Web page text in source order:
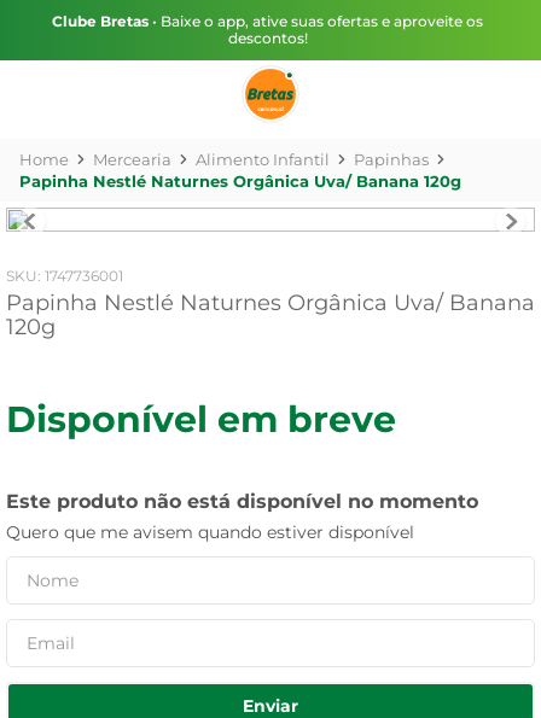
Clube Bretas • Baixe o app, ative suas ofertas e aproveite os
descontos!
Mercearia Alimento Infantil
Papinhas
Papinha Nestlé Naturnes Orgânica Uva/ Banana 120g
: 1747736001
Papinha Nestlé Naturnes Orgânica Uva/ Banana
120g
Disponível em breve
Este produto não está disponível no momento
Quero que me avisem quando estiver disponível
Enviar